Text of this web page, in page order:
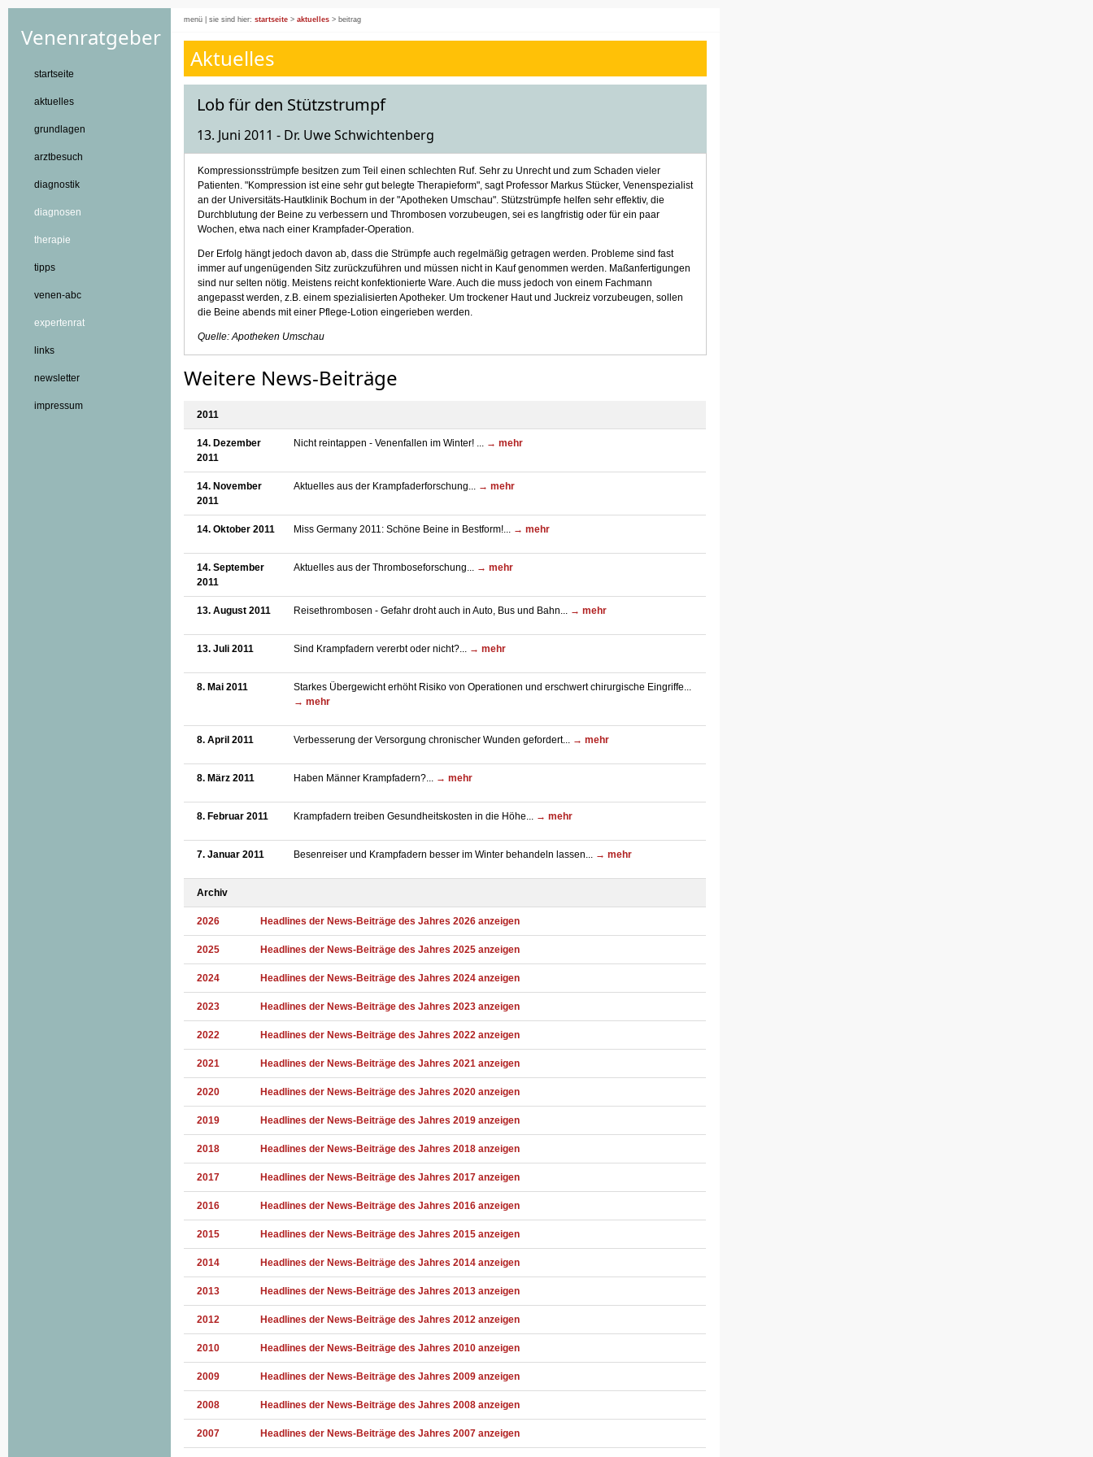
Venenratgeber
startseite
aktuelles
grundlagen
arztbesuch
diagnostik
diagnosen
therapie
tipps
venen-abc
expertenrat
links
newsletter
impressum
menü sie sind hier: startseite > aktuelles > beitrag
Aktuelles
Lob für den Stützstrumpf
13. Juni 2011 - Dr. Uwe Schwichtenberg
Kompressionsstrümpfe besitzen zum Teil einen schlechten Ruf. Sehr zu Unrecht und zum Schaden vieler
Patienten. "Kompression ist eine sehr gut belegte Therapieform", sagt Professor Markus Stücker, Venenspezialist
an der Universitäts-Hautklinik Bochum in der "Apotheken Umschau". Stützstrümpfe helfen sehr effektiv, die
Durchblutung der Beine zu verbessern und Thrombosen vorzubeugen, sei es langfristig oder für ein paar
Wochen, etwa nach einer Krampfader-Operation.
Der Erfolg hängt jedoch davon ab, dass die Strümpfe auch regelmäßig getragen werden. Probleme sind fast
immer auf ungenügenden Sitz zurückzuführen und müssen nicht in Kauf genommen werden. Maßanfertigungen
sind nur selten nötig. Meistens reicht konfektionierte Ware. Auch die muss jedoch von einem Fachmann
angepasst werden, z.B. einem spezialisierten Apotheker. Um trockener Haut und Juckreiz vorzubeugen, sollen
die Beine abends mit einer Pflege-Lotion eingerieben werden.
Quelle: Apotheken Umschau
Weitere News-Beiträge
2011
14. Dezember
2011
Nicht reintappen - Venenfallen im Winter! ... → mehr
14. November
2011
Aktuelles aus der Krampfaderforschung... → mehr
14. Oktober 2011 Miss Germany 2011: Schöne Beine in Bestform!... → mehr
14. September
2011
Aktuelles aus der Thromboseforschung... → mehr
13. August 2011 Reisethrombosen - Gefahr droht auch in Auto, Bus und Bahn... → mehr
13. Juli 2011 Sind Krampfadern vererbt oder nicht?... → mehr
8. Mai 2011
Starkes Übergewicht erhöht Risiko von Operationen und erschwert chirurgische Eingriffe...
→ mehr
8. April 2011 Verbesserung der Versorgung chronischer Wunden gefordert... → mehr
8. März 2011 Haben Männer Krampfadern?... → mehr
8. Februar 2011 Krampfadern treiben Gesundheitskosten in die Höhe... → mehr
7. Januar 2011 Besenreiser und Krampfadern besser im Winter behandeln lassen... → mehr
Archiv
2026 Headlines der News-Beiträge des Jahres 2026 anzeigen
2025 Headlines der News-Beiträge des Jahres 2025 anzeigen
2024 Headlines der News-Beiträge des Jahres 2024 anzeigen
2023 Headlines der News-Beiträge des Jahres 2023 anzeigen
2022 Headlines der News-Beiträge des Jahres 2022 anzeigen
2021 Headlines der News-Beiträge des Jahres 2021 anzeigen
2020 Headlines der News-Beiträge des Jahres 2020 anzeigen
2019 Headlines der News-Beiträge des Jahres 2019 anzeigen
2018 Headlines der News-Beiträge des Jahres 2018 anzeigen
2017 Headlines der News-Beiträge des Jahres 2017 anzeigen
2016 Headlines der News-Beiträge des Jahres 2016 anzeigen
2015 Headlines der News-Beiträge des Jahres 2015 anzeigen
2014 Headlines der News-Beiträge des Jahres 2014 anzeigen
2013 Headlines der News-Beiträge des Jahres 2013 anzeigen
2012 Headlines der News-Beiträge des Jahres 2012 anzeigen
2010 Headlines der News-Beiträge des Jahres 2010 anzeigen
2009 Headlines der News-Beiträge des Jahres 2009 anzeigen
2008 Headlines der News-Beiträge des Jahres 2008 anzeigen
2007 Headlines der News-Beiträge des Jahres 2007 anzeigen